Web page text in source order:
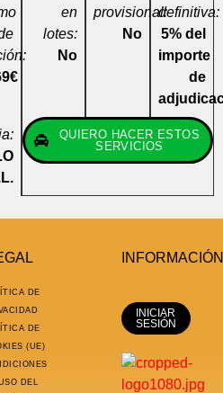
en
lotes:
No
provisional:
No
definitiva:
5% del
importe
de
QUIERO HACER ESTOS
SERVICIOS
DE
DE
(UE)
DEL
INFORMACIÓN
INICIAR
SESIÓN